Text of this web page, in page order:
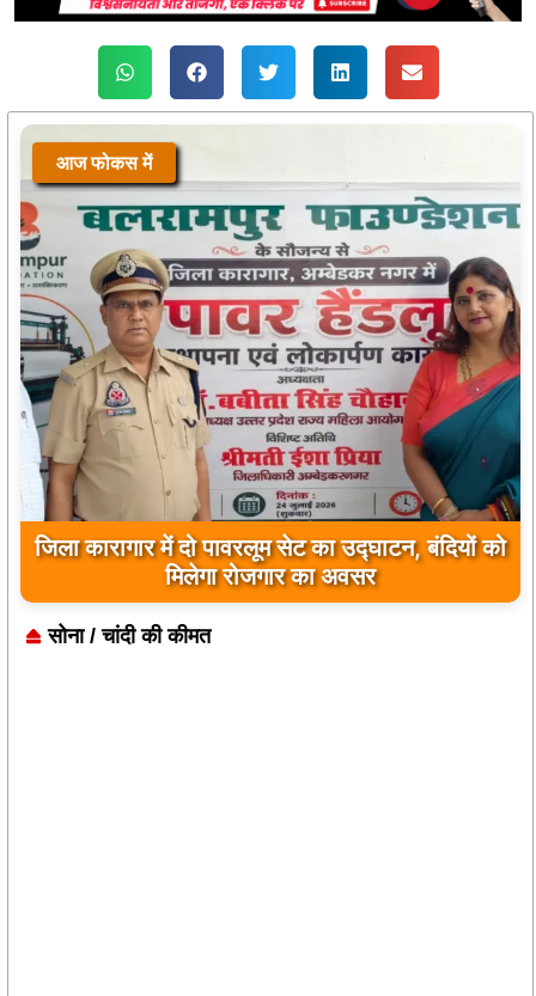
आज फोकस में
जिला कारागार में दो पावरलूम सेट का उद्घाटन, बंदियों को
मिलेगा रोजगार का अवसर
सोना / चांदी की कीमत